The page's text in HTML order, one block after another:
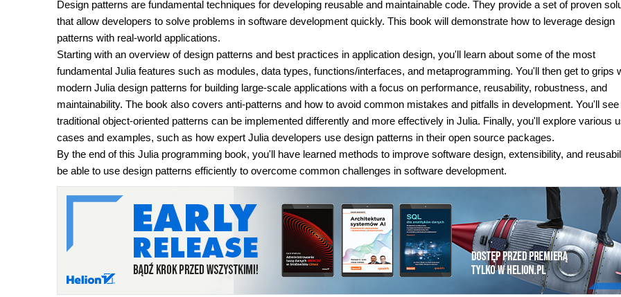
Design patterns are fundamental techniques for developing reusable and maintainable code. They provide a set of proven
that allow developers to solve problems in software development quickly. This book will demonstrate how to leverage design
patterns with real-world applications.
Starting with an overview of design patterns and best practices in application design, you'll learn about some of the most
fundamental Julia features such as modules, data types, functions/interfaces, and metaprogramming. You'll then get to grips
modern Julia design patterns for building large-scale applications with a focus on performance, reusability, robustness, and
maintainability. The book also covers anti-patterns and how to avoid common mistakes and pitfalls in development. You'll
traditional object-oriented patterns can be implemented differently and more effectively in Julia. Finally, you'll explore various
cases and examples, such as how expert Julia developers use design patterns in their open source packages.
By the end of this Julia programming book, you'll have learned methods to improve software design, extensibility, and
be able to use design patterns efficiently to overcome common challenges in software development.